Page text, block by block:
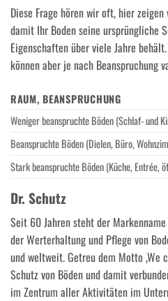
Diese Frage hören wir oft, hier
damit Ihr Boden seine ursprüngliche
Eigenschaften über viele Jahre
können aber je nach Beanspruchung
RAUM, BEANSPRUCHUNG
Weniger beanspruchte Böden (Schlaf- und
Beanspruchte Böden (Dielen, Büro,
Stark beanspruchte Böden (Küche, Entrée,
Dr. Schutz
Seit 60 Jahren steht der
der Werterhaltung und Pflege von
und weltweit. Getreu dem Motto ‚We
Schutz von Böden und damit
im Zentrum aller Aktivitäten im